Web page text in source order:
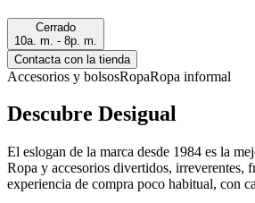
Cerrado
10a. m. - 8p. m.
Contacta con la tienda
Accesorios y bolsosRopaRopa informal
Descubre Desigual
El eslogan de la marca desde 1984 es la
Ropa y accesorios divertidos, irreverentes,
experiencia de compra poco habitual, con